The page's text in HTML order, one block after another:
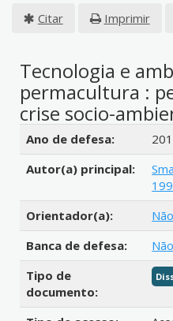
Citar Imprimir
Tecnologia e
permacultura :
crise socio-
Detalhes bibliográficos
Ano de defesa:
Autor(a) principal:
Orientador(a):
Banca de defesa:
Tipo de
documento: